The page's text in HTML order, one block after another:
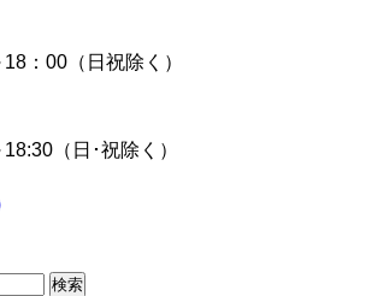
：00（日祝除く）
（日･祝除く）